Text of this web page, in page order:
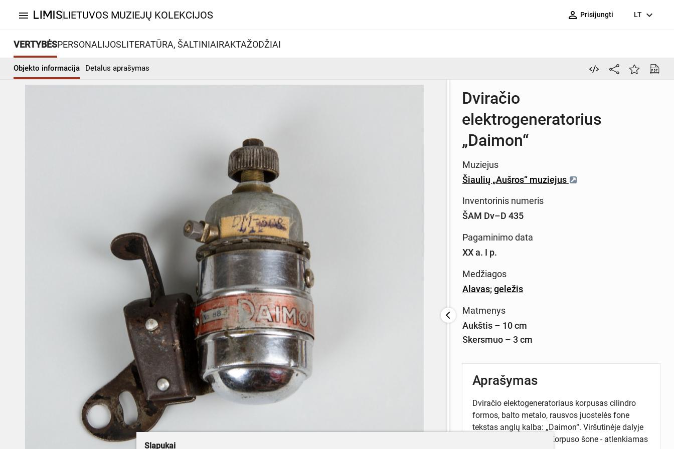
menu LIETUVOS MUZIEJŲ KOLEKCIJOS person_outline Prisijungti LT expand_more
VERTYBĖSPERSONALIJOSLITERATŪRA, ŠALTINIAIRAKTAŽODŽIAI
Objekto informacija Detalus aprašymas
Dviračio
elektrogeneratorius
„Daimon“
Muziejus
Šiaulių „Aušros“ muziejus
Inventorinis numeris
ŠAM Dv–D 435
Pagaminimo data
XX a. I p.
Medžiagos
Alavas;geležis
Matmenys
Aukštis – 10 cm
Skersmuo – 3 cm
Aprašymas
Dviračio elektogeneratoriaus korpusas cilindro
formos, balto metalo, rausvos juostelės fone
tekstas anglų kalba: „Daimon“. Viršutinėje dalyje
įmontuotas ritinukas. Korpuso šone - atlenkiamas
Slapukai